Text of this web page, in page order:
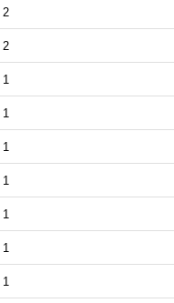
2
2
1
1
1
1
1
1
1